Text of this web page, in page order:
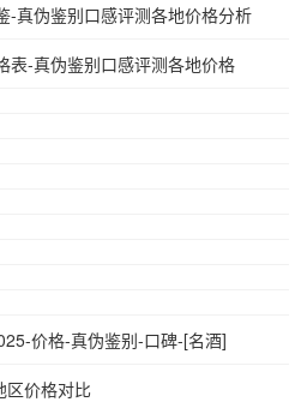
-真伪鉴别口感评测各地价格分析
表-真伪鉴别口感评测各地价格
价格-真伪鉴别-口碑-[名酒]
区价格对比